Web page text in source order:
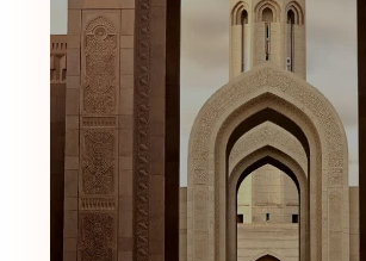
با امکاناتی مانند پروژکتور، سیستم صوتی و
است.